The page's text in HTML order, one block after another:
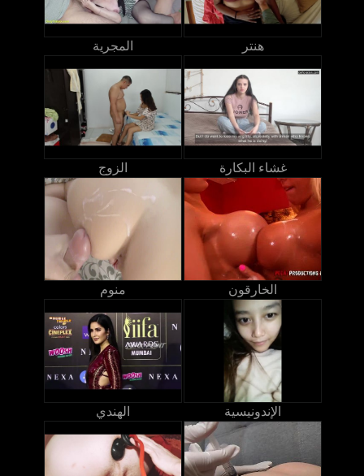
المجرية هنتر
الزوج غشاء البكارة
منوم الخارقون
الهندي الإندونيسية